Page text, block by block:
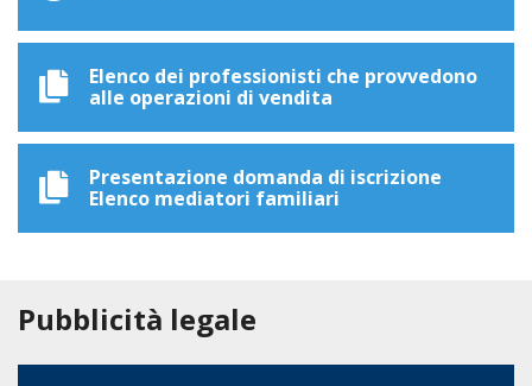
Elenco dei professionisti che provvedono
alle operazioni di vendita
Presentazione domanda di iscrizione
Elenco mediatori familiari
Pubblicità legale